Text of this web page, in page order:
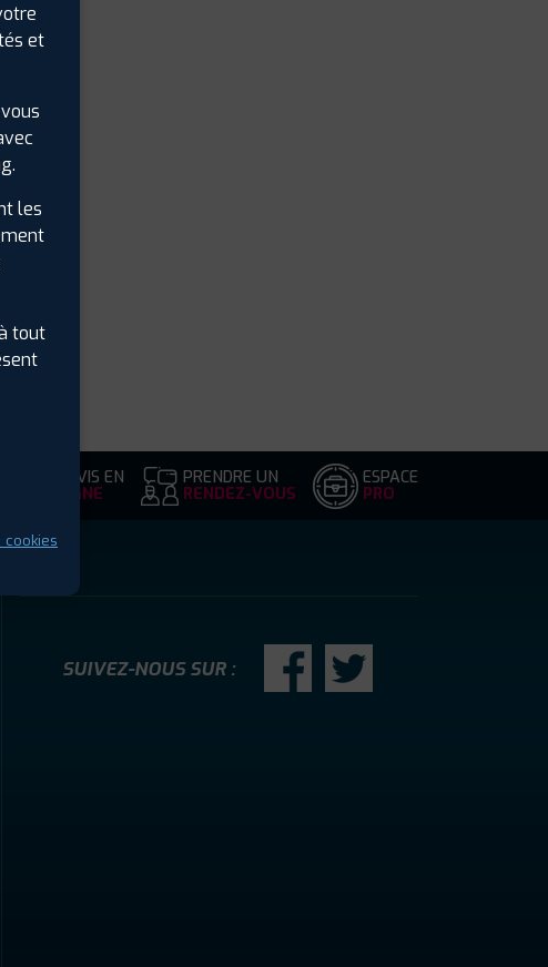
DEVIS EN
LIGNE
PRENDRE UN
RENDEZ-VOUS
ESPACE
PRO
SUIVEZ-NOUS SUR :
et
les
tout
cookies